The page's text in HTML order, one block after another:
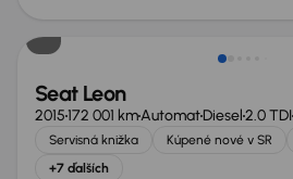
Seat Leon
2015172 001 kmAutomatDiesel2.0 TDI
Servisná knižka Kúpené nové v SR
+7 ďalších